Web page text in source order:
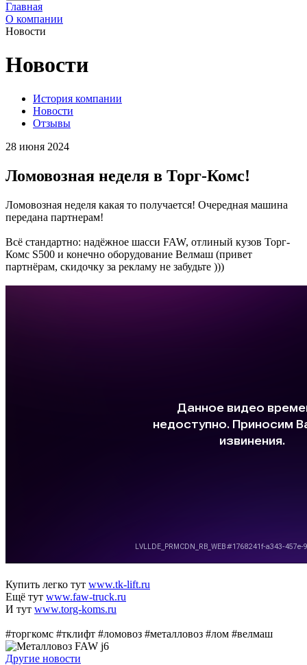
Главная
О компании
Новости
Новости
История компании
Новости
Отзывы
28 июня 2024
Ломовозная неделя в Торг-Комс!
Ломовозная неделя какая то получается! Очередная машина
передана партнерам!
Всё стандартно: надёжное шасси FAW, отлиный кузов Торг-
Комс S500 и конечно оборудование Велмаш (привет
партнёрам, скидочку за рекламу не забудьте )))
Купить легко тут www.tk-lift.ru
Ещё тут www.faw-truck.ru
И тут www.torg-koms.ru
#торгкомс #тклифт #ломовоз #металловоз #лом #велмаш
Другие новости